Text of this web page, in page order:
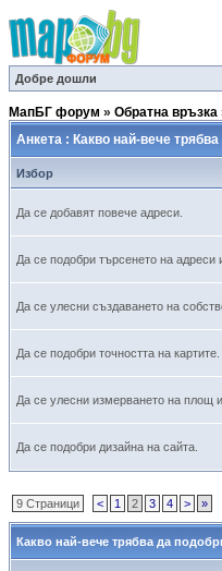
Добре дошли
МапБГ форум » Обратна връзка
Анкета : Какво най-вече
Избор
Да се добавят повече адреси.
Да се подобри търсенето на адреси
Да се улесни създаването на
Да се подобри точността на картите.
Да се улесни измерването на площ и
Да се подобри дизайна на сайта.
9 Страници < 1 2 3 4 > »
Какво най-вече трябва да